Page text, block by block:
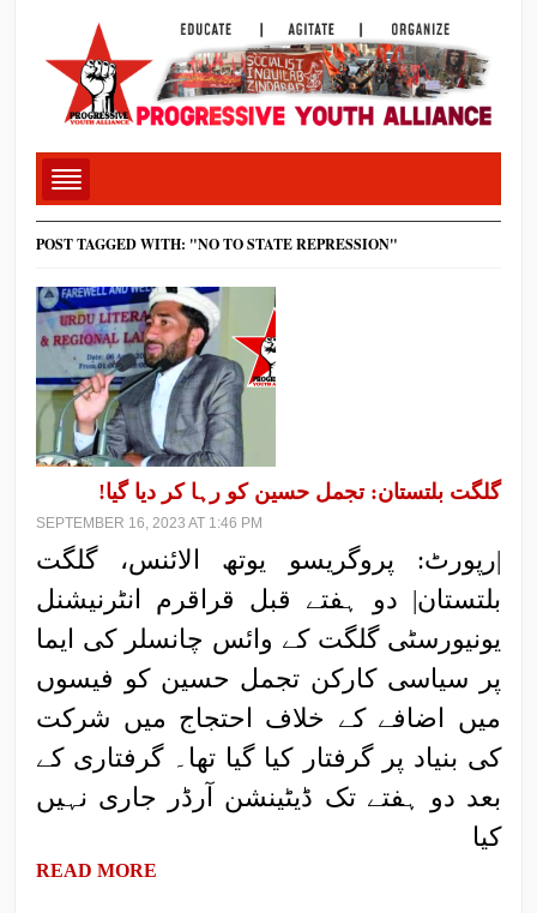
POST TAGGED WITH: "NO TO STATE REPRESSION"
گلگت بلتستان: تجمل حسین کو رہا کر دیا گیا!
SEPTEMBER 16, 2023 AT 1:46 PM
|رپورٹ: پروگریسو یوتھ الائنس، گلگت
بلتستان| دو ہفتے قبل قراقرم انٹرنیشنل
یونیورسٹی گلگت کے وائس چانسلر کی ایما
پر سیاسی کارکن تجمل حسین کو فیسوں
میں اضافے کے خلاف احتجاج میں شرکت
کی بنیاد پر گرفتار کیا گیا تھا۔ گرفتاری کے
بعد دو ہفتے تک ڈیٹینشن آرڈر جاری نہیں
کیا
READ MORE